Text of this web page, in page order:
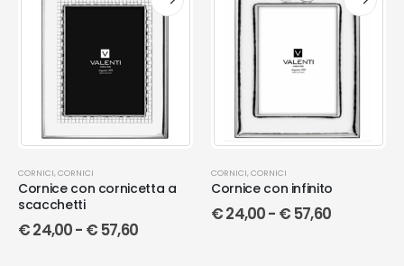
CORNICI, CORNICI
Cornice con cornicetta a
scacchetti
€24,00- €57,60
CORNICI, CORNICI
Cornice con infinito
€24,00- €57,60